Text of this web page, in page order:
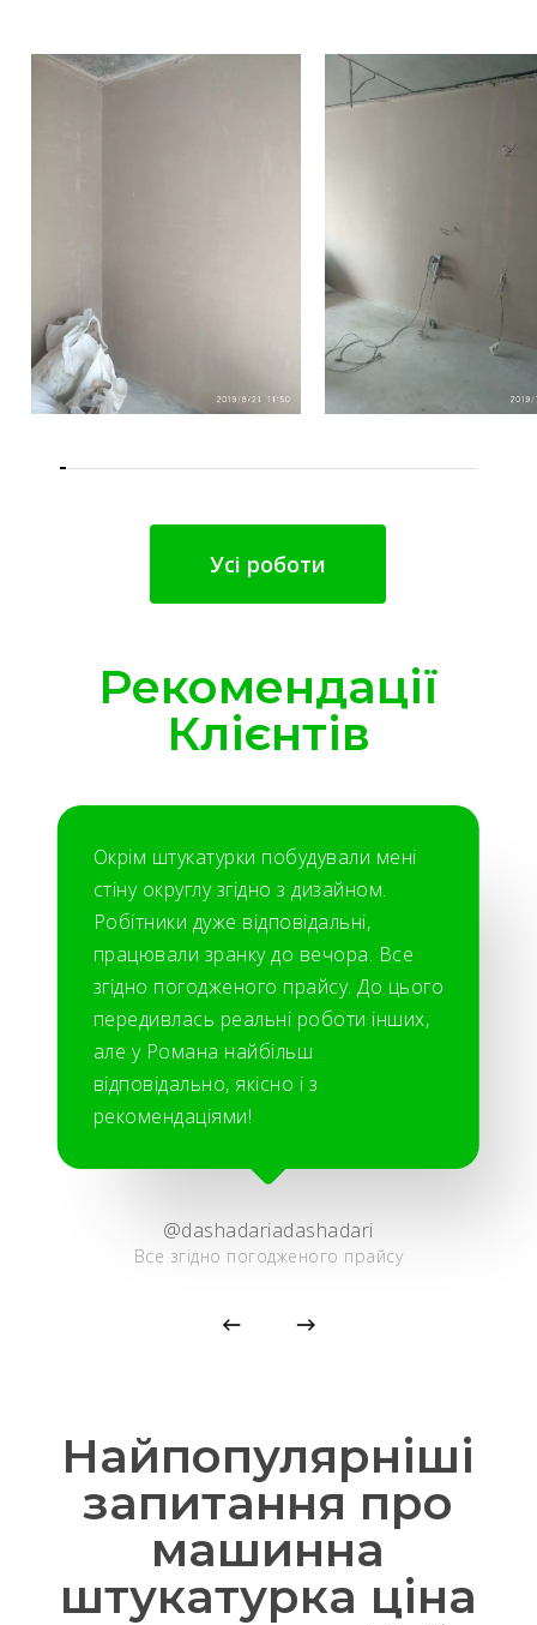
Усі роботи
Рекомендації
Клієнтів
Окрім штукатурки побудували мені
стіну округлу згідно з дизайном.
Робітники дуже відповідальні,
працювали зранку до вечора. Все
згідно погодженого прайсу. До цього
передивлась реальні роботи інших,
але у Романа найбільш
відповідально, якісно і з
рекомендаціями!
@dashadariadashadari
Все згідно погодженого прайсу
Найпопулярніші
запитання про
машинна
штукатурка ціна